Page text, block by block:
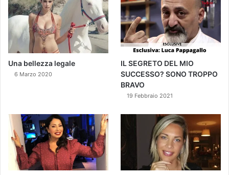
Una bellezza legale
6 Marzo 2020
IL SEGRETO DEL MIO
SUCCESSO? SONO TROPPO
BRAVO
19 Febbraio 2021